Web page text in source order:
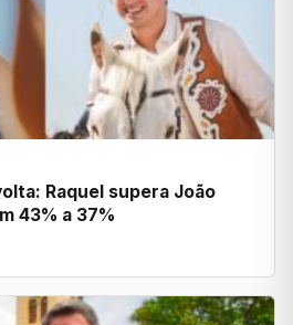
Raquel supera João
43% a 37%